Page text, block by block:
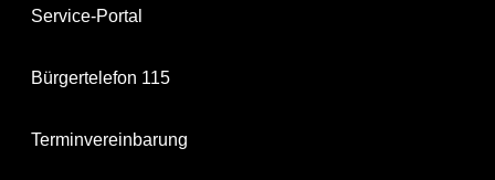
Service-Portal
Bürgertelefon 115
Terminvereinbarung